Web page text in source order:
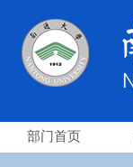
部门首页